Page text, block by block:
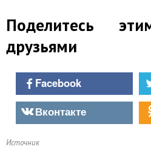
Поделитесь
друзьями
Facebook
Вконтакте
Источник